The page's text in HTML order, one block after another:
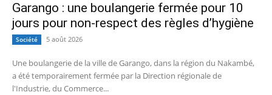
Garango : une boulangerie fermée pour 10
jours pour non-respect des règles d’hygiène
Société 5 août 2026
Une boulangerie de la ville de Garango, dans la région du Nakambé,
a été temporairement fermée par la Direction régionale de
l'Industrie, du Commerce...